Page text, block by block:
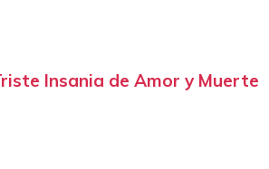
Insania de Amor y Muerte